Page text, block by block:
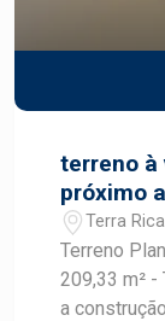
terreno à
próximo
Terra
Terreno Plano à
209,33 m²
a